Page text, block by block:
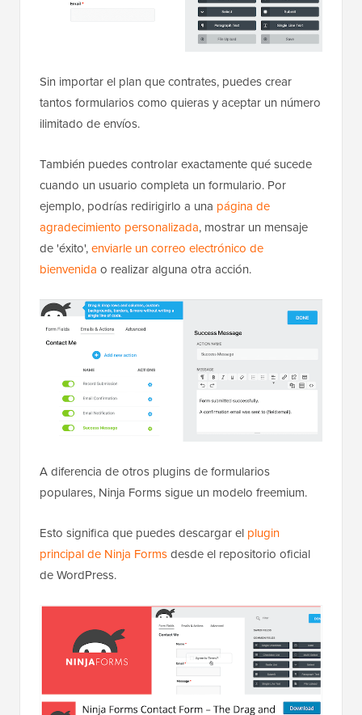
Sin importar el plan que contrates, puedes crear
tantos formularios como quieras y aceptar un número
ilimitado de envíos.
También puedes controlar exactamente qué sucede
cuando un usuario completa un formulario. Por
ejemplo, podrías redirigirlo a una página de
agradecimiento personalizada, mostrar un mensaje
de 'éxito',enviarle un correo electrónico de
bienvenida o realizar alguna otra acción.
A diferencia de otros plugins de formularios
populares, Ninja Forms sigue un modelo freemium.
Esto significa que puedes descargar el plugin
principal de Ninja Formsdesde el repositorio oficial
de WordPress.